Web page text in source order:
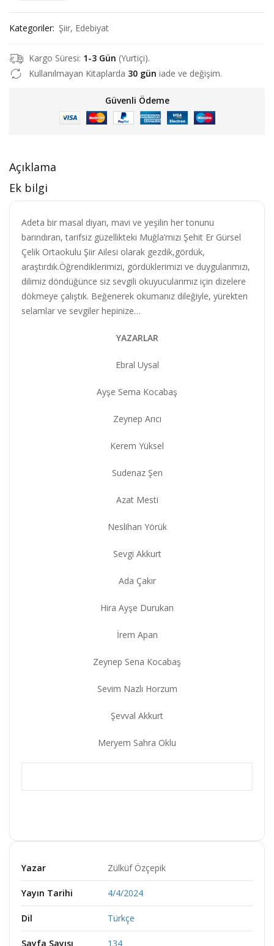
Kategoriler: Şiir, Edebiyat
Kargo Süresi: 1-3 Gün (Yurtiçi).
Kullanılmayan Kitaplarda 30 gün iade ve değişim.
Güvenli Ödeme
Açıklama
Ek bilgi
Adeta bir masal diyarı, mavi ve yeşilin her tonunu
barındıran, tarifsiz güzellikteki Muğla’mızı Şehit Er Gürsel
Çelik Ortaokulu Şiir Ailesi olarak gezdik,gördük,
araştırdık.Öğrendiklerimizi, gördüklerimizi ve duygularımızı,
dilimiz döndüğünce siz sevgili okuyucularımız için dizelere
dökmeye çalıştık. Beğenerek okumanız dileğiyle, yürekten
selamlar ve sevgiler hepinize…
YAZARLAR
Ebral Uysal
Ayşe Sema Kocabaş
Zeynep Arıcı
Kerem Yüksel
Sudenaz Şen
Azat Mesti
Neslihan Yörük
Sevgi Akkurt
Ada Çakır
Hira Ayşe Durukan
İrem Apan
Zeynep Sena Kocabaş
Sevim Nazlı Horzum
Şevval Akkurt
Meryem Sahra Oklu
Yazar Zülküf Özçepik
Yayın Tarihi 4/4/2024
Dil Türkçe
Sayfa Sayısı 134